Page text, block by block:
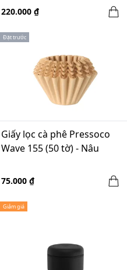
220.000 ₫
Đặt trước
Giấy lọc cà phê Pressoco
Wave 155 (50 tờ) - Nâu
75.000 ₫
Giảm giá